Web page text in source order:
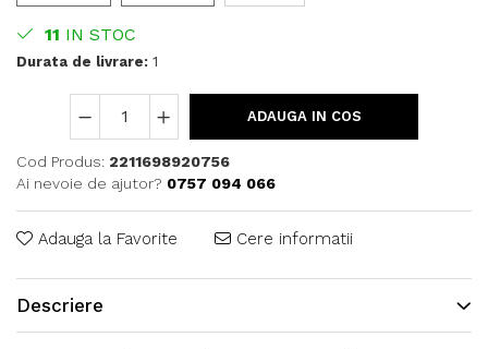
11 IN STOC
Durata de livrare: 1
ADAUGA IN COS
Cod Produs: 2211698920756
Ai nevoie de ajutor? 0757 094 066
Adauga la Favorite Cere informatii
Descriere